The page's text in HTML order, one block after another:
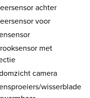
achter
voor
met
camera
wisserblade